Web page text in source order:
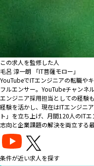
この求人を監修した人
毛呂 淳一朗 「IT菩薩モロー」
YouTubeでITエンジニアの転職や
フルエンサー。YouTubeチャンネ
エンジニア採用担当としての経験
経験を活かし、現在はITエンジニ
ト」を立ち上げ、月間120人のIT
志向と企業課題の解決を両立する
条件が近い求人を探す